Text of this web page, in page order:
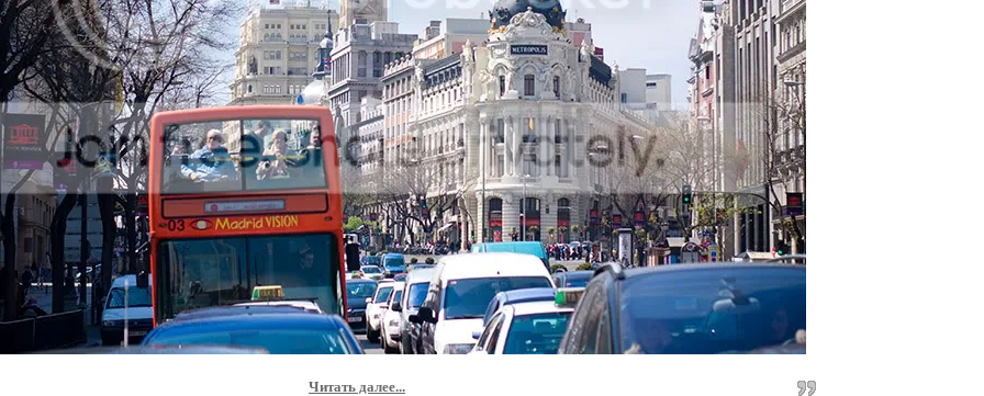
Читать далее...